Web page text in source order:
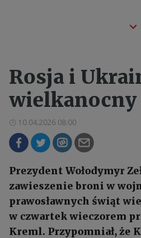
Rosja i
10.04.2026 08:00
Prezydent Wołodymyr
zawieszenie broni w
prawosławnych świąt
w czwartek wieczorem
Kreml. Przypomniał, że